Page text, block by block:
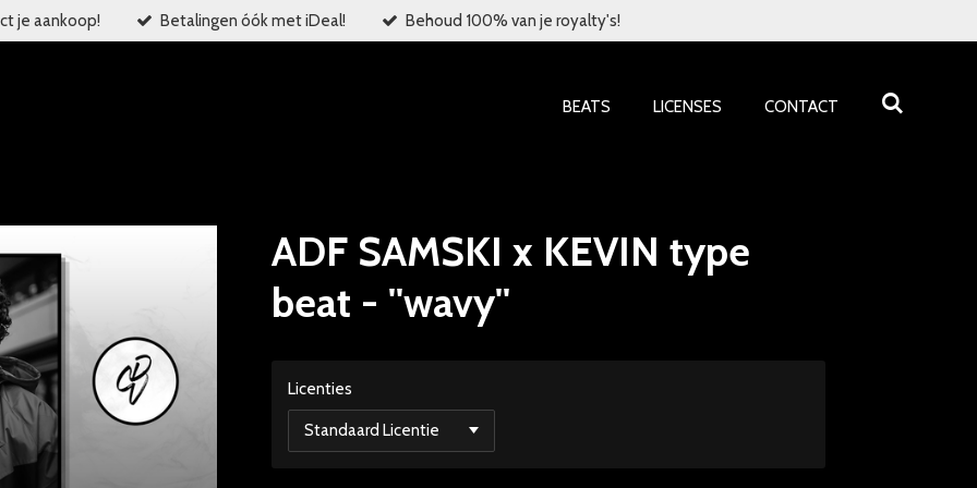
je aankoop! Betalingen óók met iDeal! Behoud 100% van je royalty's!
BEATS LICENSES CONTACT
ADF SAMSKI x KEVIN type
beat - ''wavy''
Licenties